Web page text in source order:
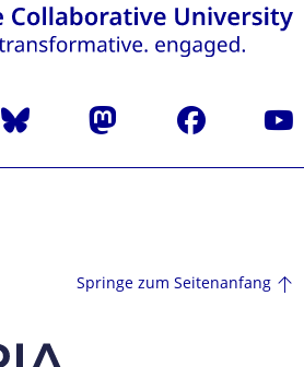
Bluesky Mastodon Facebook
Springe zum Seitenanfang